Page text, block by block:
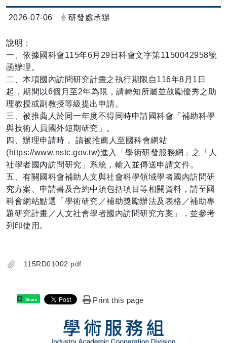
日期：
2026-07-06 發布者：
研發處承辦
說明：
一、依據國科會115年6月29日科會文字第1150042958號
函辦理。
二、本項國內訪問研究計畫之執行期限自116年8月1日
起，期間以6個月至2年為限，請轉知所屬並鼓勵優秀之助
理教授或副教授等級提出申請。
三、被推薦人於同一年度不得同時申請國科會「補助科學
與技術人員國外短期研究」。
四、辦理申請時， 請被推薦人至國科會網站
(https://www.nstc.gov.tw)進入「學術研發服務網」之「人
社學者國內訪問研究」系統，輸入並傳送申請文件。
五、有關國科會補助人文與社會科學領域學者國內訪問研
究方案、申請書及合約中須包括項目等相關資料，請至國
科會網站點選「學術研究／補助獎勵辦法及表格／補助專
題研究計畫／人文社會學者國內訪問研究方案」，並參考
列印使用。
115RD01002.pdf
Share Print this page